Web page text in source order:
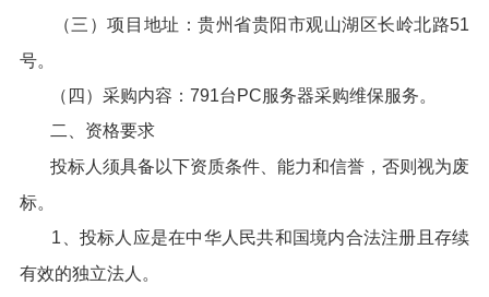
（三）项目地址：贵州省贵阳市观山湖区长岭北路51
号。
（四）采购内容：791台PC服务器采购维保服务。
二、资格要求
投标人须具备以下资质条件、能力和信誉，否则视为废
标。
1、投标人应是在中华人民共和国境内合法注册且存续
有效的独立法人。